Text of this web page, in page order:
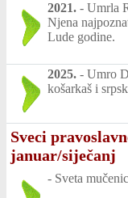
2021. - Umrla
Njena
Lude godine.
2025. - Umro
košarkaš i
Sveci
januar/siječanj
- Sveta